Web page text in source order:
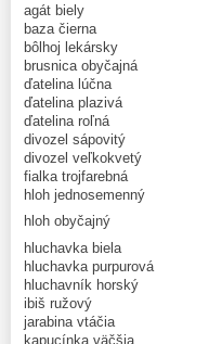
agát biely
baza čierna
bôlhoj lekársky
brusnica obyčajná
ďatelina lúčna
ďatelina plazivá
ďatelina roľná
divozel sápovitý
divozel veľkokvetý
fialka trojfarebná
hloh jednosemenný
hloh obyčajný
hluchavka biela
hluchavka purpurová
hluchavník horský
ibiš ružový
jarabina vtáčia
kapucínka väčšia